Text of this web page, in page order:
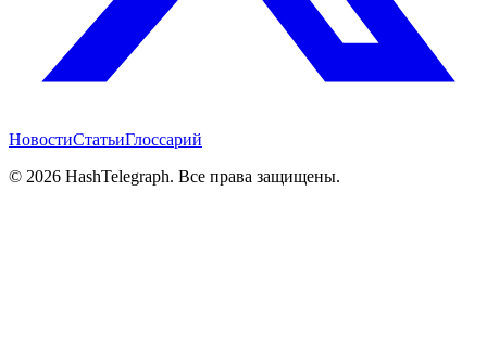
НовостиСтатьиГлоссарий
© 2026 HashTelegraph. Все права защищены.